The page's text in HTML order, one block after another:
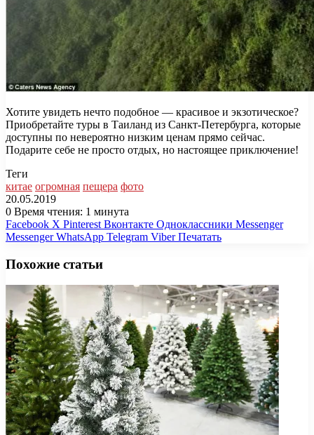
Хотите увидеть нечто подобное — красивое и экзотическое?
Приобретайте туры в Таиланд из Санкт-Петербурга, которые
доступны по невероятно низким ценам прямо сейчас.
Подарите себе не просто отдых, но настоящее приключение!
Теги
китае огромная пещера фото
20.05.2019
0 Время чтения: 1 минута
Facebook X Pinterest Вконтакте Одноклассники Messenger
Messenger WhatsApp Telegram Viber Печатать
Похожие статьи